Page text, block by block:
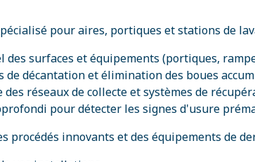
pour aires, portiques et stations de
des surfaces et équipements (portiques,
de décantation et élimination des boues
réseaux de collecte et systèmes de
pour détecter les signes d'usure
procédés innovants et des équipements de